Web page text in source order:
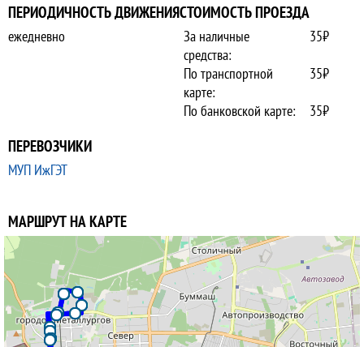
ПЕРИОДИЧНОСТЬ ДВИЖЕНИЯ
ежедневно
СТОИМОСТЬ ПРОЕЗДА
За наличные
средства:
35₽
По транспортной
карте:
35₽
По банковской карте:
35₽
ПЕРЕВОЗЧИКИ
МУП ИжГЭТ
МАРШРУТ НА КАРТЕ